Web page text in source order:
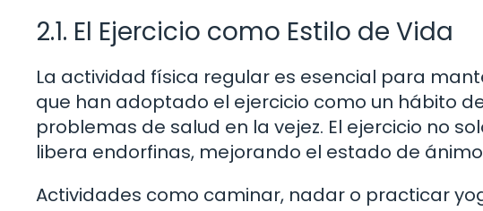
2.1. El Ejercicio como Estilo de Vida
La actividad física regular es esencial para
que han adoptado el ejercicio como un hábito
problemas de salud en la vejez. El ejercicio no
libera endorfinas, mejorando el estado de
Actividades como caminar, nadar o practicar